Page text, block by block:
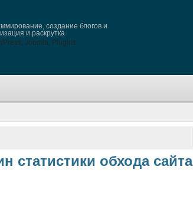
создание блогов и
и раскрутка
статистики обхода сайта